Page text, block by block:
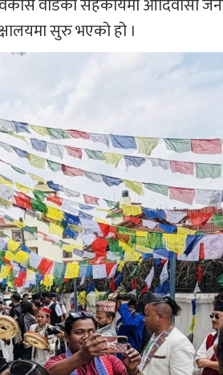
वोर्डको सहकार्यमा आदिवासी
सुरु भएको हो ।